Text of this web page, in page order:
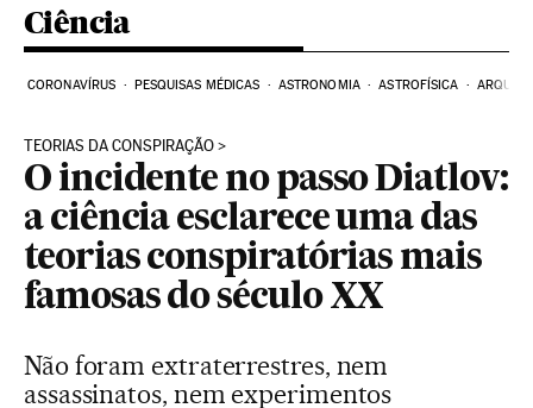
Ciência
CORONAVÍRUS PESQUISAS MÉDICAS ASTRONOMIA ASTROFÍSICA
TEORIAS DA CONSPIRAÇÃO
O incidente no passo Diatlov:
a ciência esclarece uma das
teorias conspiratórias mais
famosas do século XX
Não foram extraterrestres, nem
assassinatos, nem experimentos